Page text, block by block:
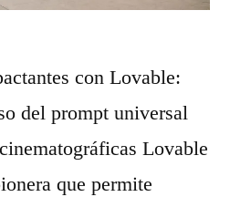
con Lovable:
del prompt universal
Lovable
que permite